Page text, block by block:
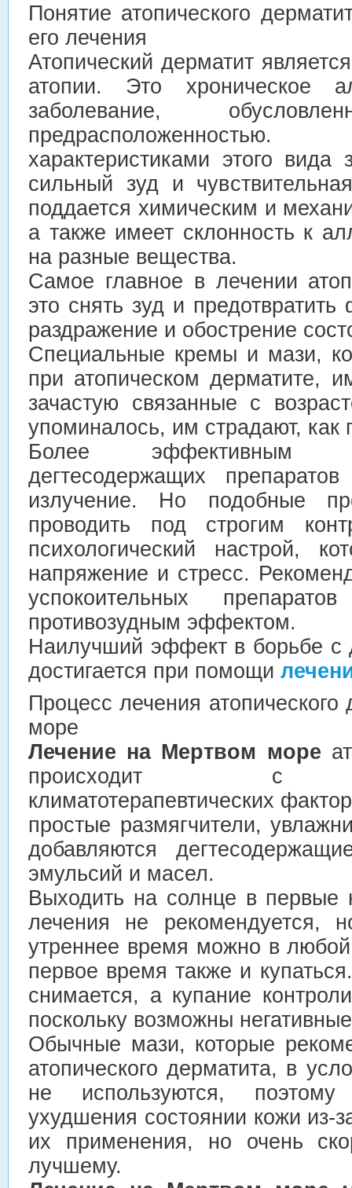
Понятие атопического
его лечения
Атопический дерматит
атопии. Это хроническое
заболевание,
характеристиками этого вида
сильный зуд и
поддается химическим и
а также имеет склонность к
на разные вещества.
Самое главное в лечении
это снять зуд и
раздражение и обострение
Специальные кремы и мази,
при атопическом дерматите,
зачастую связанные с
упоминалось, им страдают, как
Более эффективным
дегтесодержащих
излучение. Но подобные
проводить под строгим
психологический настрой,
напряжение и стресс.
успокоительных
противозудным эффектом.
Наилучший эффект в борьбе с
достигается при помощи
Процесс лечения
море
Лечение на Мертвом море
происходит с
климатотерапевтических
простые размягчители,
добавляются
эмульсий и масел.
Выходить на солнце в первые
лечения не рекомендуется,
утреннее время можно в
первое время также и
снимается, а купание
поскольку возможны
Обычные мази, которые
атопического дерматита, в
не используются,
ухудшения состоянии кожи из-
их применения, но очень
лучшему.